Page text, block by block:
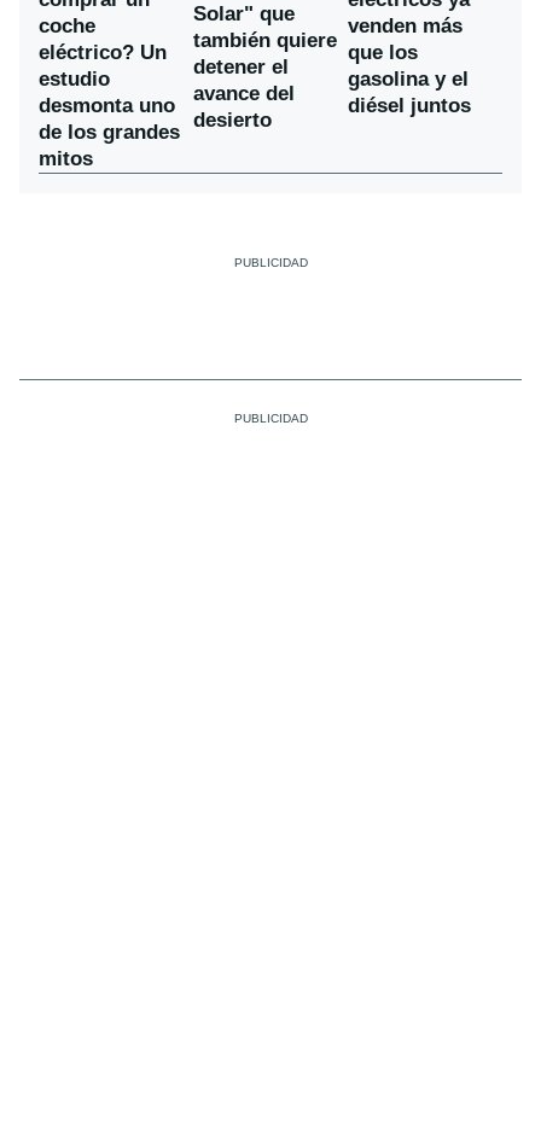
coche
eléctrico? Un
estudio
desmonta uno
de los grandes
mitos
Solar" que
también quiere
detener el
avance del
desierto
venden más
que los
gasolina y el
diésel juntos